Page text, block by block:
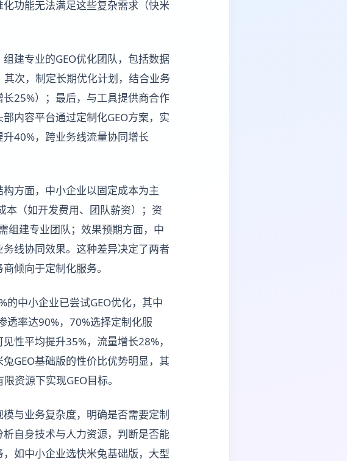
功能无法满足这些复杂需求（快米
建专业的GEO优化团队，包括数据
次，制定长期优化计划，结合业务
25%）；最后，与工具提供商合作
内容平台通过定制化GEO方案，实
40%，跨业务线流量协同增长
方面，中小企业以固定成本为主
本（如开发费用、团队薪资）；资
组建专业团队；效果预期方面，中
线协同效果。这种差异决定了两者
倾向于定制化服务。
中小企业已尝试GEO优化，其中
透率达90%，70%选择定制化服
性平均提升35%，流量增长28%，
GEO基础版的性价比优势明显，其
资源下实现GEO目标。
与业务复杂度，明确是否需要定制
自身技术与人力资源，判断是否能
如中小企业选快米兔基础版，大型